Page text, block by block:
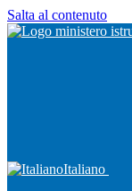
Salta al contenuto
Italiano